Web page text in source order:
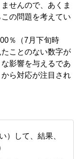
せんので、あくま
の問題を考えてい
％（7月下旬時
ことのない数字が
影響を与えるであ
ら対応が注目され
）して、結果、